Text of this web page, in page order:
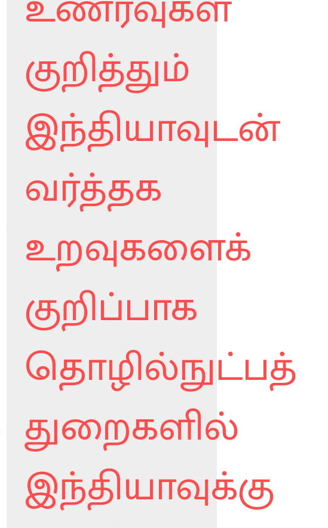
குறித்தும்
இந்தியாவுடன்
வர்த்தக
உறவுகளைக்
குறிப்பாக
தொழில்நுட்பத்
துறைகளில்
இந்தியாவுக்கு